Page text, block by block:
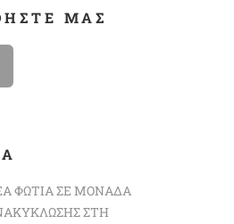
ΜΑΣ
ΦΩΤΙΆ ΣΕ ΜΟΝΆΔΑ
ΣΤΗ